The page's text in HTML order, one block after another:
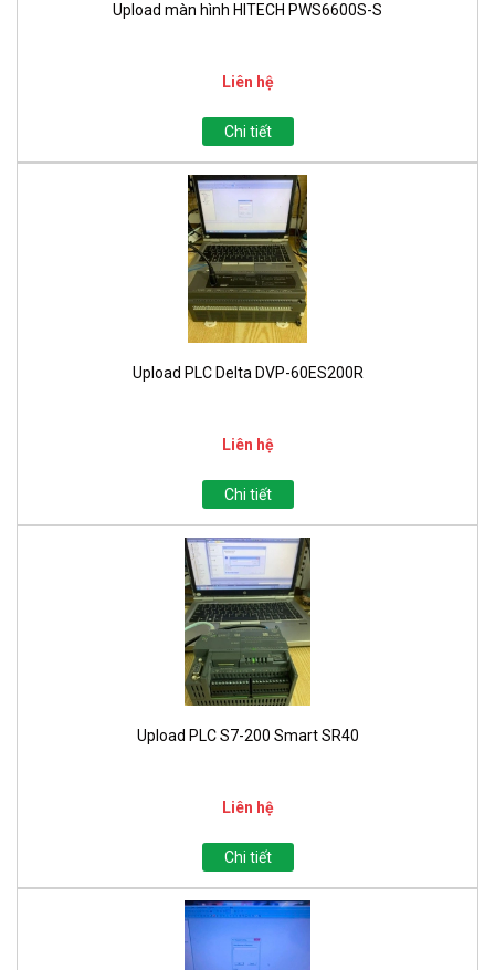
Upload màn hình HITECH PWS6600S-S
Liên hệ
Chi tiết
Upload PLC Delta DVP-60ES200R
Liên hệ
Chi tiết
Upload PLC S7-200 Smart SR40
Liên hệ
Chi tiết